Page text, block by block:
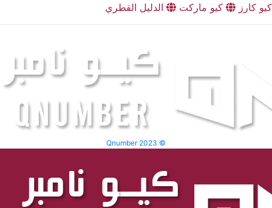
كيو كارز
كيو ماركت الدليل القطري
Qnumber 2023 ©